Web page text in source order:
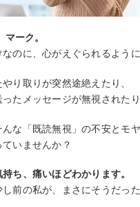
マーク。
のに、心がえぐられるように
り取りが突然途絶えたり、
たメッセージが無視された
な「既読無視」の不安とモ
いませんか？
ち、痛いほどわかります。
前の私が、まさにそうだっ